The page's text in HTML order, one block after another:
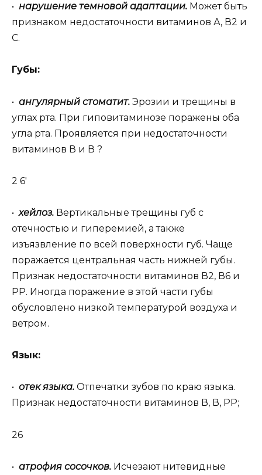
• нарушение темновой адаптации. Может быть
признаком недостаточности витаминов А, В2 и
С.
Губы:
• ангулярный стоматит. Эрозии и трещины в
углах рта. При гиповитаминозе поражены оба
угла рта. Проявляется при недостаточности
витаминов В и В ?
2 6′
• хейлоз. Вертикальные трещины губ с
отечностью и гиперемией, а также
изъязвление по всей поверхности губ. Чаще
поражается центральная часть нижней губы.
Признак недостаточности витаминов В2, В6 и
РР. Иногда поражение в этой части губы
обусловлено низкой температурой воздуха и
ветром.
Язык:
• отек языка. Отпечатки зубов по краю языка.
Признак недостаточности витаминов В, В, РР;
26
• атрофия сосочков. Исчезают нитевидные